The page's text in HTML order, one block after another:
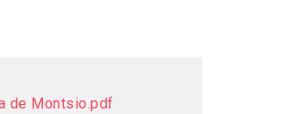
de Montsio.pdf